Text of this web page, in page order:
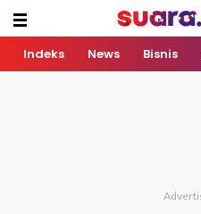
Indeks News Bisnis